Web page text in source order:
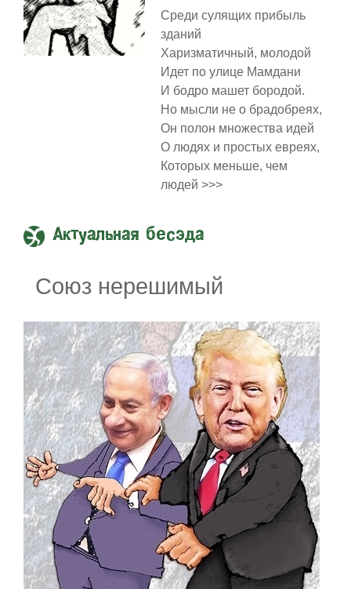
Среди сулящих прибыль
зданий
Харизматичный, молодой
Идет по улице Мамдани
И бодро машет бородой.
Но мысли не о брадобреях,
Он полон множества идей
О людях и простых евреях,
Которых меньше, чем
людей >>>
Актуальная бесэда
Союз нерешимый